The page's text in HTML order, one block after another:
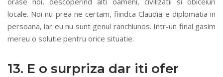
locale. Noi nu prea ne certam, fiindca Claudia e diplomatia in
persoana, iar eu nu sunt genul ranchiunos. Intr-un final gasim
mereu o solutie pentru orice situatie.
13. E o surpriza dar iti ofer